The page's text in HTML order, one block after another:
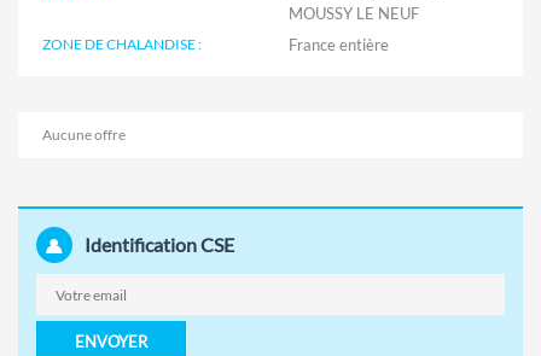
MOUSSY LE NEUF
ZONE DE CHALANDISE :
Aucune offre
Identification CSE
ENVOYER